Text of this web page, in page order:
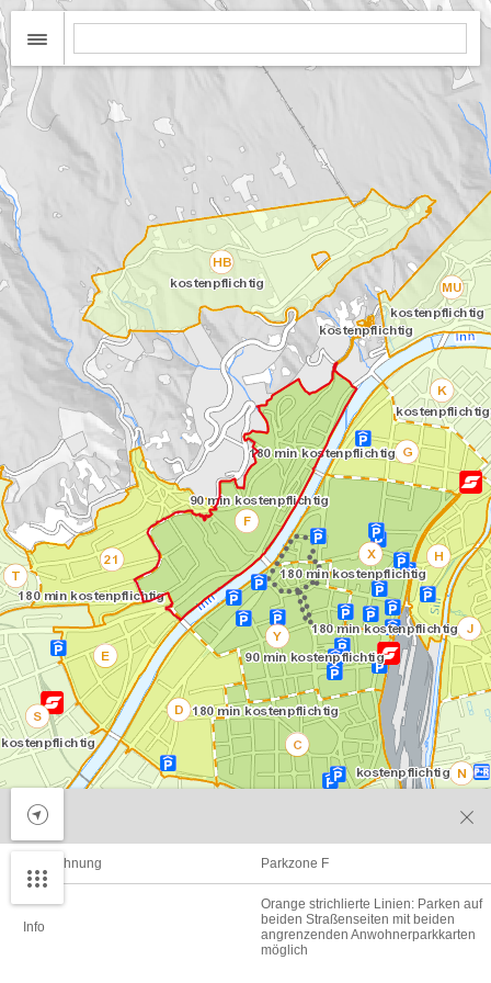
Verkehr
Bezeichnung Parkzone F
Info
Orange strichlierte Linien: Parken auf
beiden Straßenseiten mit beiden
angrenzenden Anwohnerparkkarten
möglich